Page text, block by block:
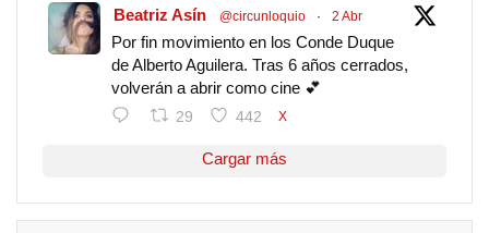
Beatriz Asín @circunloquio · 2 Abr
Por fin movimiento en los Conde Duque
de Alberto Aguilera. Tras 6 años cerrados,
volverán a abrir como cine 💕
29 442 X
Cargar más